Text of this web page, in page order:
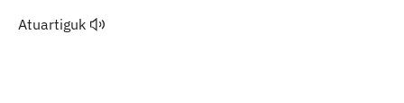
Atuartiguk